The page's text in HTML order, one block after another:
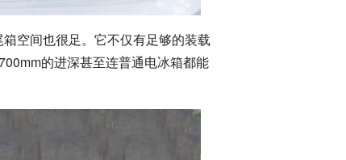
空间也很足。它不仅有足够的装载
的进深甚至连普通电冰箱都能